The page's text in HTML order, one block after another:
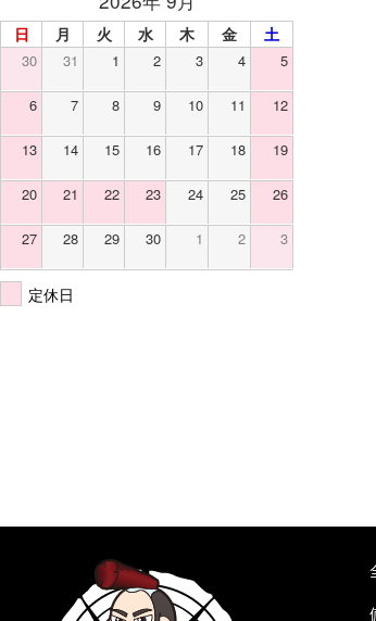
日 月 火 水 木 金 土
30 31 1 2 3 4 5
6 7 8 9 10 11 12
13 14 15 16 17 18 19
20 21 22 23 24 25 26
27 28 29 30 1 2 3
定休日